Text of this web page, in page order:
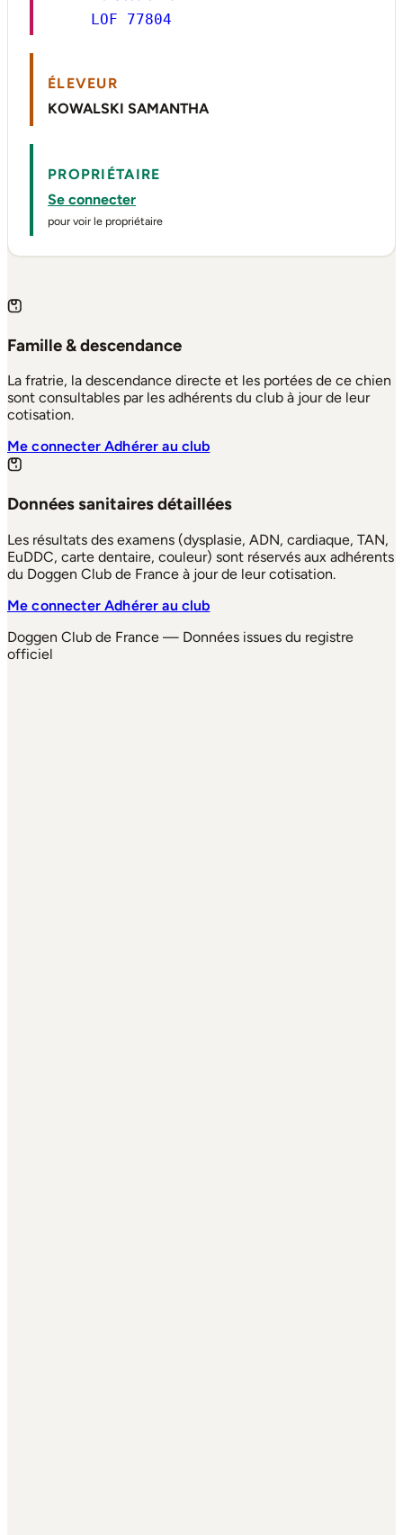
LOF 77804
ÉLEVEUR
KOWALSKI SAMANTHA
PROPRIÉTAIRE
Se connecter
pour voir le propriétaire
Famille & descendance
La fratrie, la descendance directe et les portées de ce chien
sont consultables par les adhérents du club à jour de leur
cotisation.
Me connecterAdhérer au club
Données sanitaires détaillées
Les résultats des examens (dysplasie, ADN, cardiaque, TAN,
EuDDC, carte dentaire, couleur) sont réservés aux adhérents
du Doggen Club de France à jour de leur cotisation.
Me connecterAdhérer au club
Doggen Club de France — Données issues du registre
officiel